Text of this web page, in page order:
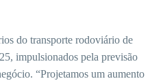
do transporte rodoviário de
impulsionados pela previsão
“Projetamos um aumento